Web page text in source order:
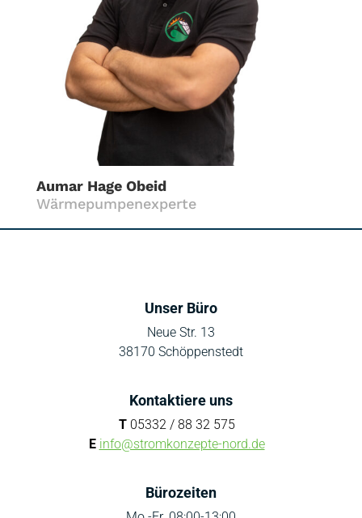
Aumar Hage Obeid
Wärmepumpenexperte
Unser Büro
Neue Str. 13
38170 Schöppenstedt
Kontaktiere uns
T05332 / 88 32 575
E info@stromkonzepte-nord.de
Bürozeiten